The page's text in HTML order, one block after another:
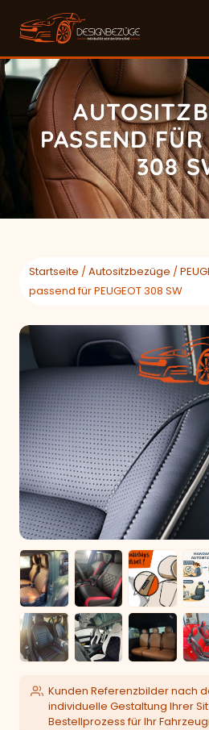
PASSEND
308
Startseite /Autositzbezüge /
passend für PEUGEOT 308 SW
Kunden Referenzbilder nach
individuelle Gestaltung Ihrer
Bestellprozess für Ihr